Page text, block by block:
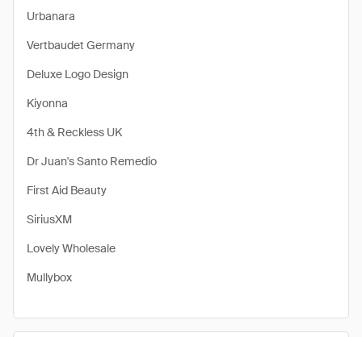
Urbanara
Vertbaudet Germany
Deluxe Logo Design
Kiyonna
4th & Reckless UK
Dr Juan's Santo Remedio
First Aid Beauty
SiriusXM
Lovely Wholesale
Mullybox